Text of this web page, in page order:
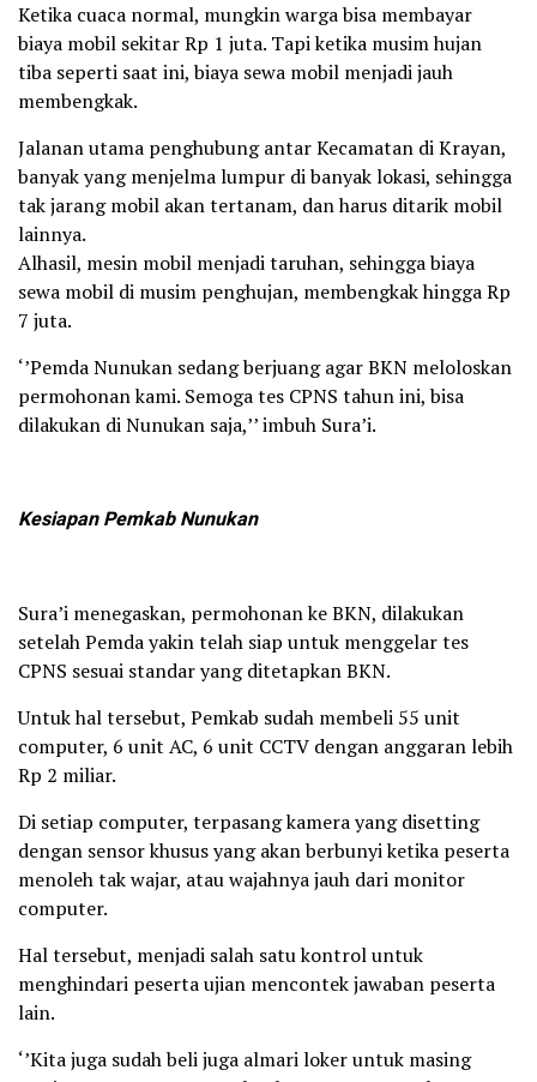
Ketika cuaca normal, mungkin warga bisa membayar
biaya mobil sekitar Rp 1 juta. Tapi ketika musim hujan
tiba seperti saat ini, biaya sewa mobil menjadi jauh
membengkak.
Jalanan utama penghubung antar Kecamatan di Krayan,
banyak yang menjelma lumpur di banyak lokasi, sehingga
tak jarang mobil akan tertanam, dan harus ditarik mobil
lainnya.
Alhasil, mesin mobil menjadi taruhan, sehingga biaya
sewa mobil di musim penghujan, membengkak hingga Rp
7 juta.
‘’Pemda Nunukan sedang berjuang agar BKN meloloskan
permohonan kami. Semoga tes CPNS tahun ini, bisa
dilakukan di Nunukan saja,’’ imbuh Sura’i.
Kesiapan Pemkab Nunukan
Sura’i menegaskan, permohonan ke BKN, dilakukan
setelah Pemda yakin telah siap untuk menggelar tes
CPNS sesuai standar yang ditetapkan BKN.
Untuk hal tersebut, Pemkab sudah membeli 55 unit
computer, 6 unit AC, 6 unit CCTV dengan anggaran lebih
Rp 2 miliar.
Di setiap computer, terpasang kamera yang disetting
dengan sensor khusus yang akan berbunyi ketika peserta
menoleh tak wajar, atau wajahnya jauh dari monitor
computer.
Hal tersebut, menjadi salah satu kontrol untuk
menghindari peserta ujian mencontek jawaban peserta
lain.
‘’Kita juga sudah beli juga almari loker untuk masing